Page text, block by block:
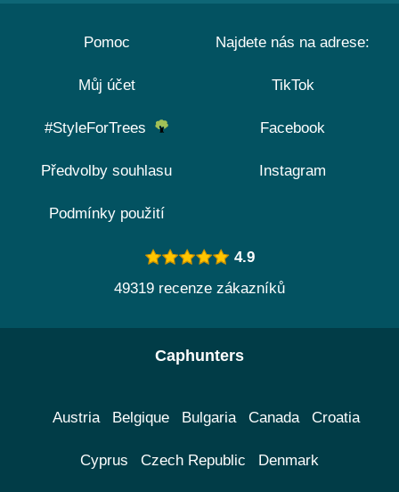
Pomoc
Můj účet
#StyleForTrees
Předvolby souhlasu
Podmínky použití
Najdete nás na adrese:
TikTok
Facebook
Instagram
4.9
49319 recenze zákazníků
Caphunters
Austria Belgique Bulgaria Canada Croatia
Cyprus Czech Republic Denmark